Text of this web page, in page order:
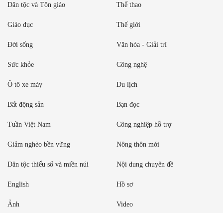
Dân tộc và Tôn giáo Thể thao
Giáo dục Thế giới
Đời sống Văn hóa - Giải trí
Sức khỏe Công nghệ
Ô tô xe máy Du lịch
Bất động sản Bạn đọc
Tuần Việt Nam Công nghiệp hỗ trợ
Giảm nghèo bền vững Nông thôn mới
Dân tộc thiểu số và miền núi Nội dung chuyên đề
English Hồ sơ
Ảnh Video